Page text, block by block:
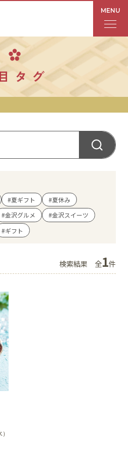
MENU
タグ
#夏ギフト
#夏休み
#金沢グルメ
#金沢スイーツ
#ギフト
検索結果 全1件
）